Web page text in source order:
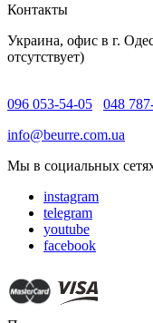
Контакты
Украина, офис в г.
отсутствует)
096 053-54-05
048
info@beurre.com.ua
Мы в социальных
instagram
telegram
youtube
facebook